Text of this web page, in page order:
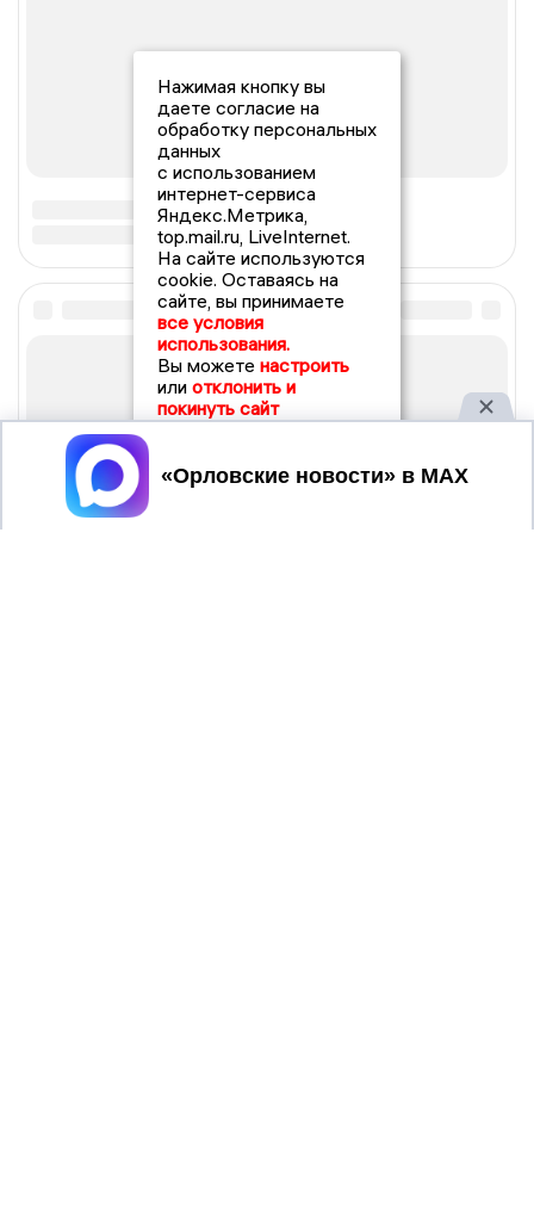
Нажимая кнопку вы
даете согласие на
обработку персональных
данных
с использованием
интернет-сервиса
Яндекс.Метрика,
top.mail.ru, LiveInternet.
На сайте используются
cookie. Оставаясь на
сайте, вы принимаете
все условия
использования.
Вы можете настроить
или отклонить и
покинуть сайт
Принять